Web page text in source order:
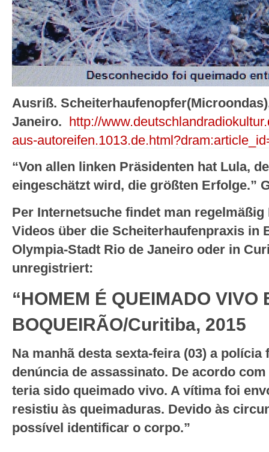
Ausriß.
Janeiro.
http://
aus-
“Von allen linken Präsidenten hat Lula,
eingeschätzt wird, die größten Erfolge.”
Per Internetsuche findet man
Videos über die Scheiterhaufenpraxis in
Olympia-Stadt Rio de Janeiro oder in
unregistriert:
“HOMEM É QUEIMADO VIVO
BOQUEIRÃO/Curitiba, 2015
Na manhã desta sexta-feira (03) a polícia
denúncia de assassinato. De acordo
teria sido queimado vivo. A vítima foi
resistiu às queimaduras. Devido às
possível identificar o corpo.”